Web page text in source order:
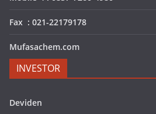
Fax : 021-22179178
Mufasachem.com
INVESTOR
Deviden